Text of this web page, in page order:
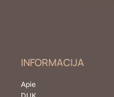
INFORMACIJA
Apie